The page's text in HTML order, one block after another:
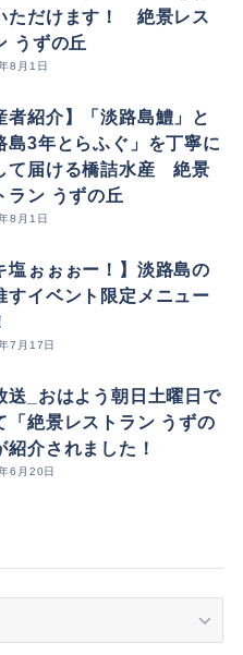
ただけます！ 絶景レス
うずの丘
8月1日
者紹介】「淡路島鱧」と
島3年とらふぐ」を丁寧に
て届ける橋詰水産 絶景
ラン うずの丘
8月1日
塩ぉぉぉー！】淡路島の
すイベント限定メニュー
7月17日
送_おはよう朝日土曜日で
「絶景レストラン うずの
紹介されました！
6月20日